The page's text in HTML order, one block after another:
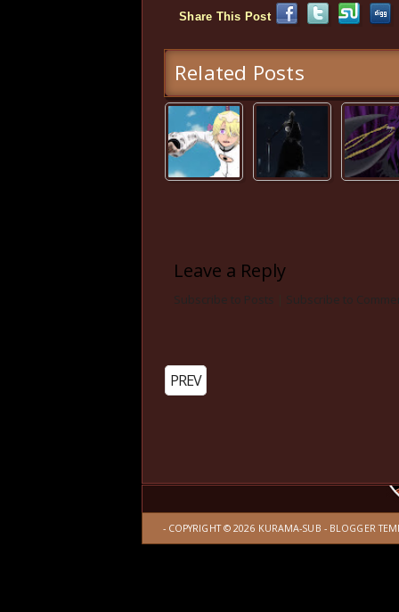
Share This Post
Related Posts
Leave a Reply
Subscribe to Posts Subscribe to
PREV
- COPYRIGHT ©2026 KURAMA-SUB - BLOGGER